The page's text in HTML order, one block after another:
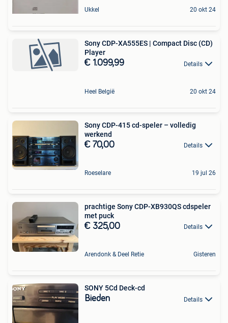
Ukkel 20 okt 24
Sony CDP-XA555ES | Compact Disc (CD)
Player
€ 1.099,99 Details
Heel België 20 okt 24
Sony CDP-415 cd-speler – volledig
werkend
€ 70,00 Details
Roeselare 19 jul 26
prachtige Sony CDP-XB930QS cdspeler
met puck
€ 325,00 Details
Arendonk & Deel Retie Gisteren
SONY 5Cd Deck-cd
Bieden Details